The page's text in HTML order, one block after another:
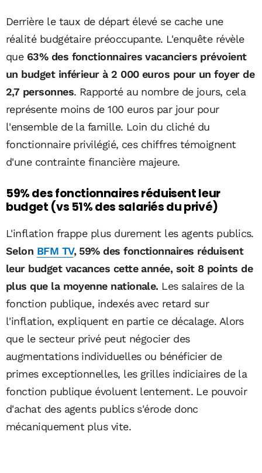
Derrière le taux de départ élevé se cache une
réalité budgétaire préoccupante. L'enquête révèle
que 63% des fonctionnaires vacanciers prévoient
un budget inférieur à 2 000 euros pour un foyer de
2,7 personnes. Rapporté au nombre de jours, cela
représente moins de 100 euros par jour pour
l'ensemble de la famille. Loin du cliché du
fonctionnaire privilégié, ces chiffres témoignent
d'une contrainte financière majeure.
59% des fonctionnaires réduisent leur
budget (vs 51% des salariés du privé)
L'inflation frappe plus durement les agents publics.
Selon BFM TV, 59% des fonctionnaires réduisent
leur budget vacances cette année, soit 8 points de
plus que la moyenne nationale. Les salaires de la
fonction publique, indexés avec retard sur
l'inflation, expliquent en partie ce décalage. Alors
que le secteur privé peut négocier des
augmentations individuelles ou bénéficier de
primes exceptionnelles, les grilles indiciaires de la
fonction publique évoluent lentement. Le pouvoir
d'achat des agents publics s'érode donc
mécaniquement plus vite.